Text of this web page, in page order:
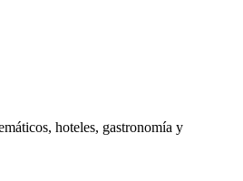
hoteles, gastronomía y